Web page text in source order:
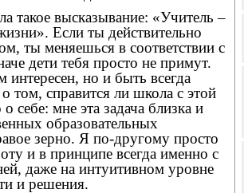
такое высказывание: «Учитель –
Если ты действительно
ты меняешься в соответствии с
дети тебя просто не примут.
но и быть всегда
том, справится ли школа с этой
себе: мне эта задача близка и
образовательных
зерно. Я по-другому просто
и в принципе всегда именно с
даже на интуитивном уровне
и решения.